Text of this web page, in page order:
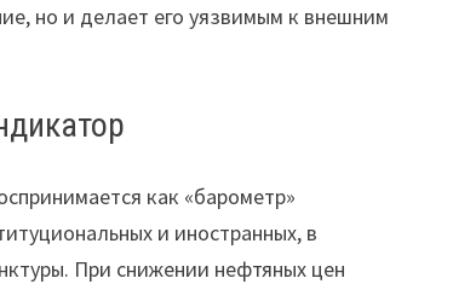
но и делает его уязвимым к внешним
как «барометр»
и иностранных, в
При снижении нефтяных цен